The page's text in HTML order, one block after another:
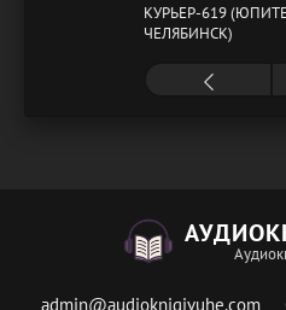
КУРЬЕР-619
ЧЕЛЯБИНСК)
admin@audioknigivuhe.com